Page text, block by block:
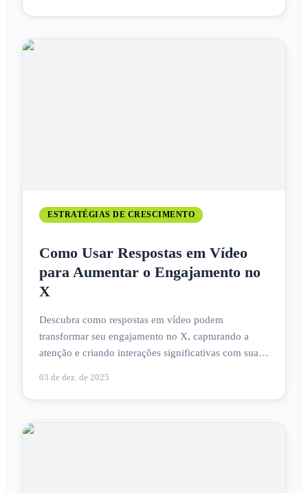
ESTRATÉGIAS DE CRESCIMENTO
Como Usar Respostas em Vídeo
para Aumentar o Engajamento no
X
Descubra como respostas em vídeo podem
transformar seu engajamento no X, capturando a
atenção e criando interações significativas com sua
03 de dez. de 2025